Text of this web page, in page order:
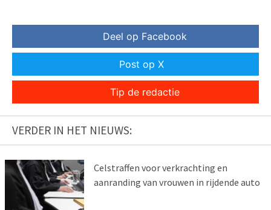
Deel op Facebook
Post op X
Tip de redactie
VERDER IN HET NIEUWS:
Celstraffen voor verkrachting en
aanranding van vrouwen in rijdende auto